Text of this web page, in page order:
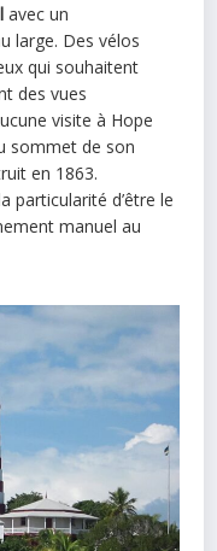
avec un
large. Des vélos
qui souhaitent
des vues
visite à Hope
sommet de son
en 1863.
particularité d’être le
manuel au